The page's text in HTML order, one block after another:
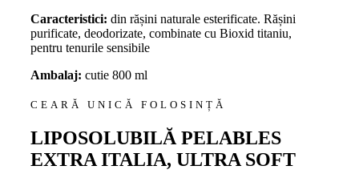
Caracteristici: din rășini naturale esterificate. Rășini
purificate, deodorizate, combinate cu Bioxid titaniu,
pentru tenurile sensibile
Ambalaj: cutie 800 ml
CEARĂ UNICĂ FOLOSINȚĂ
LIPOSOLUBILĂ PELABLES
EXTRA ITALIA, ULTRA SOFT